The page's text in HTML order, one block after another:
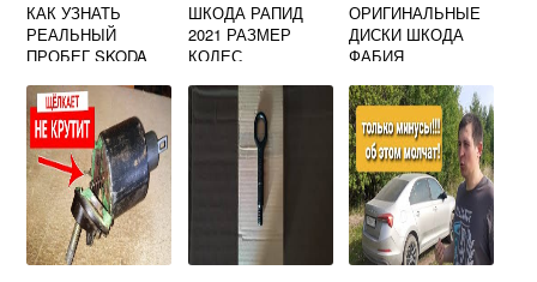
КАК УЗНАТЬ
РЕАЛЬНЫЙ
ПРОБЕГ SKODA
ШКОДА РАПИД
2021 РАЗМЕР
КОЛЕС
ОРИГИНАЛЬНЫЕ
ДИСКИ ШКОДА
ФАБИЯ